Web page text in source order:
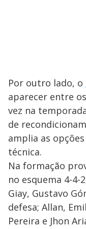
Por outro lado, o
aparecer entre
vez na
de
amplia as
técnica.
Na formação
no esquema 4-4-
Giay, Gustavo
defesa; Allan,
Pereira e Jhon